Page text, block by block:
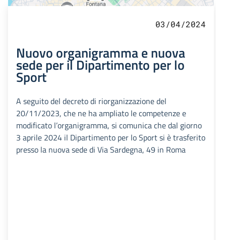
03/04/2024
Nuovo organigramma e nuova
sede per il Dipartimento per lo
Sport
A seguito del decreto di riorganizzazione del
20/11/2023, che ne ha ampliato le competenze e
modificato l’organigramma, si comunica che dal giorno
3 aprile 2024 il Dipartimento per lo Sport si è trasferito
presso la nuova sede di Via Sardegna, 49 in Roma